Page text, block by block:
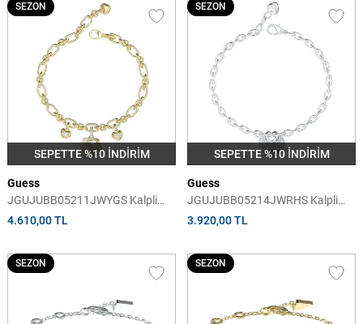
SEPETTE %10 İNDİRİM
SEZON
Guess
JGUJUBB05211JWYGS Kalpli
Kadın Bileklik
4.610,00 TL
SEPETTE %10 İNDİRİM
SEZON
Guess
JGUJUBB05214JWRHS Kalpli
Kadın Bileklik
3.920,00 TL
SEZON SEZON